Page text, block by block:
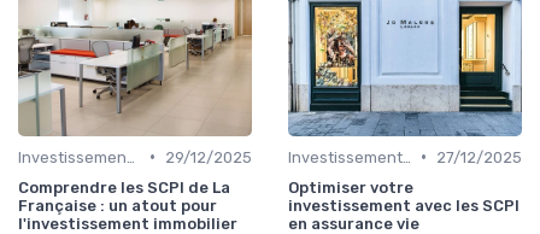
•
29/12/2025
Comprendre les SCPI de La
Française : un atout pour
l'investissement immobilier
•
27/12/2025
Optimiser votre
investissement avec les SCPI
en assurance vie